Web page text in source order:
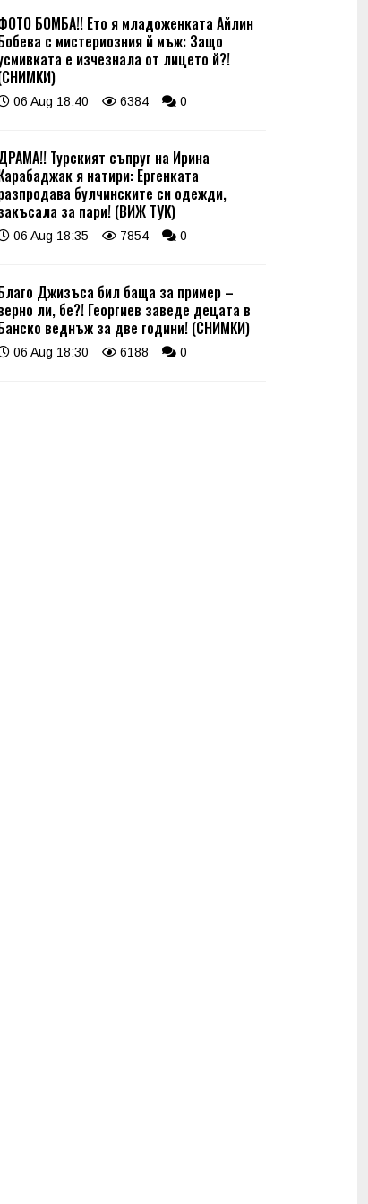
БОМБА!! Ето я младоженката Айлин
с мистериозния й мъж: Защо
е изчезнала от лицето й?!
06 Aug 18:40 6384 0
Турският съпруг на Ирина
я натири: Ергенката
булчинските си одежди,
за пари! (ВИЖ ТУК)
06 Aug 18:35 7854 0
Джизъса бил баща за пример –
ли, бе?! Георгиев заведе децата в
веднъж за две години! (СНИМКИ)
06 Aug 18:30 6188 0